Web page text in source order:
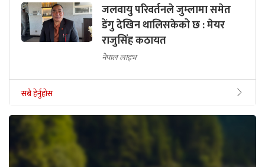
जलवायु परिवर्तनले जुम्लामा समेत
डेंगु देखिन थालिसकेको छ : मेयर
राजुसिंह कठायत
नेपाल लाइभ
सबै हेर्नुहोस